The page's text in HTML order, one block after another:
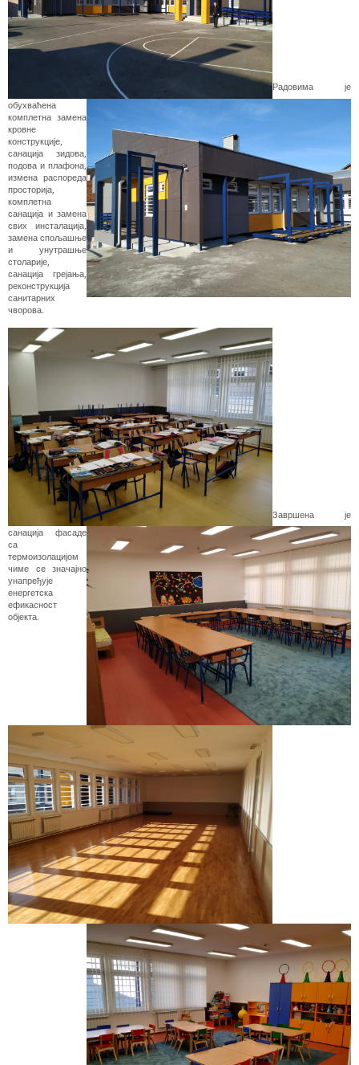
Радовима је
обухваћена
комплетна замена
кровне
конструкције,
санација зидова,
подова и плафона,
измена распореда
просторија,
комплетна
санација и замена
свих инсталација,
замена спољашње
и унутрашње
столарије,
санација грејања,
реконструкција
санитарних
чворова.
Завршена је
санација фасаде
са
термоизолацијом
чиме се значајно
унапређује
енергетска
ефикасност
објекта.